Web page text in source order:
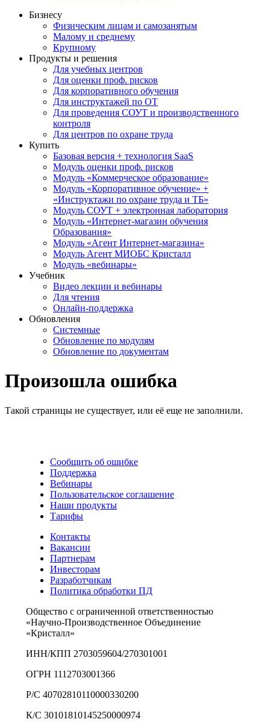
Бизнесу
Физическим лицам и самозанятым
Малому и среднему
Крупному
Продукты и решения
Для учебных центров
Для оценки проф. рисков
Для корпоративного обучения
Для инструктажей по ОТ
Для проведения СОУТ и производственного
контроля
Для центров по охране труда
Купить
Базовая версия + технология SaaS
Модуль оценки проф. рисков
Модуль «Коммерческое образование»
Модуль «Корпоративное обучение» +
«Инструктажи по охране труда и ТБ»
Модуль СОУТ + электронная лаборатория
Модуль «Интернет-магазин обучения
Образования»
Модуль «Агент Интернет-магазина»
Модуль Агент МИОБС Кристалл
Модуль «вебинары»
Учебник
Видео лекции и вебинары
Для чтения
Онлайн-поддержка
Обновления
Системные
Обновление по модулям
Обновление по документам
Произошла ошибка
Такой страницы не существует, или её еще не заполнили.
Сообщить об ошибке
Поддержка
Вебинары
Пользовательское соглашение
Наши продукты
Тарифы
Контакты
Вакансии
Партнерам
Инвесторам
Разработчикам
Политика обработки ПД
Общество с ограниченной ответственностью
«Научно-Производственное Объединение
«Кристалл»
ИНН/КПП 2703059604/270301001
ОГРН 1112703001366
Р/С 40702810110000330200
К/С 30101810145250000974